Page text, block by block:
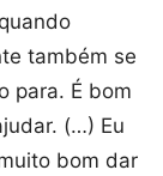
também se
para. É bom
(…) Eu
bom dar